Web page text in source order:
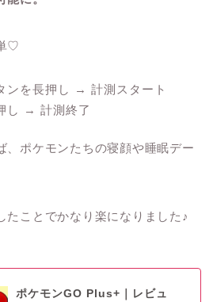
♡
ンを長押し → 計測スタート
し → 計測終了
、ポケモンたちの寝顔や睡眠デー
たことでかなり楽になりました♪
ポケモンGO Plus+｜レビュ